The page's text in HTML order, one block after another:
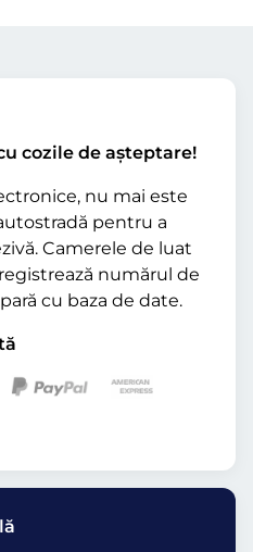
cozile de așteptare!
nu mai este
pentru a
Camerele de luat
numărul de
cu baza de date.